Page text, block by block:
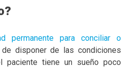
permanente para conciliar o
disponer de las condiciones
paciente tiene un sueño poco